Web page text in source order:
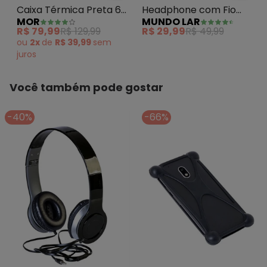
Caixa Térmica Preta 6
L
MOR
R$ 79,99R$ 129,99
ou 2x de R$ 39,99 sem
juros
Headphone com Fio
Preto
MUNDO LAR
R$ 29,99R$ 49,99
Você também pode gostar
-40% -66%